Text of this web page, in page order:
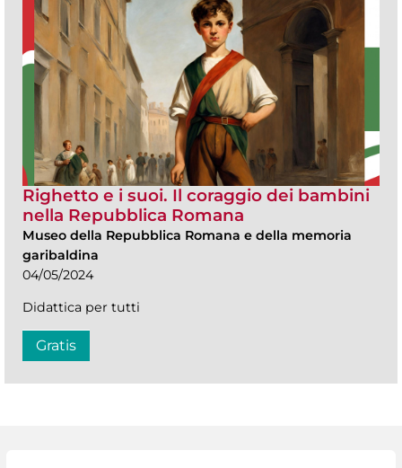
Righetto e i suoi. Il coraggio dei bambini
nella Repubblica Romana
Museo della Repubblica Romana e della memoria
garibaldina
04/05/2024
Didattica per tutti
Gratis